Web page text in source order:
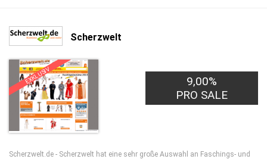
Scherzwelt
EXKLUSIV
9,00%
PRO SALE
Scherzwelt.de - Scherzwelt hat eine sehr große Auswahl an Faschings- und